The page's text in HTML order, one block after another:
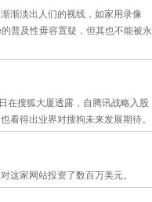
渐淡出人们的视线，如家用录像
普及性毋容置疑，但其也不能被永
在搜狐大厦透露，自腾讯战略入股
看得出业界对搜狗未来发展期待。
这家网站投资了数百万美元。